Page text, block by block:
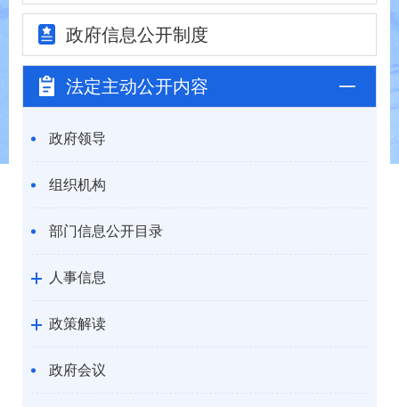
政府信息公开制度
法定主动公开内容
政府领导
组织机构
部门信息公开目录
人事信息
政策解读
政府会议